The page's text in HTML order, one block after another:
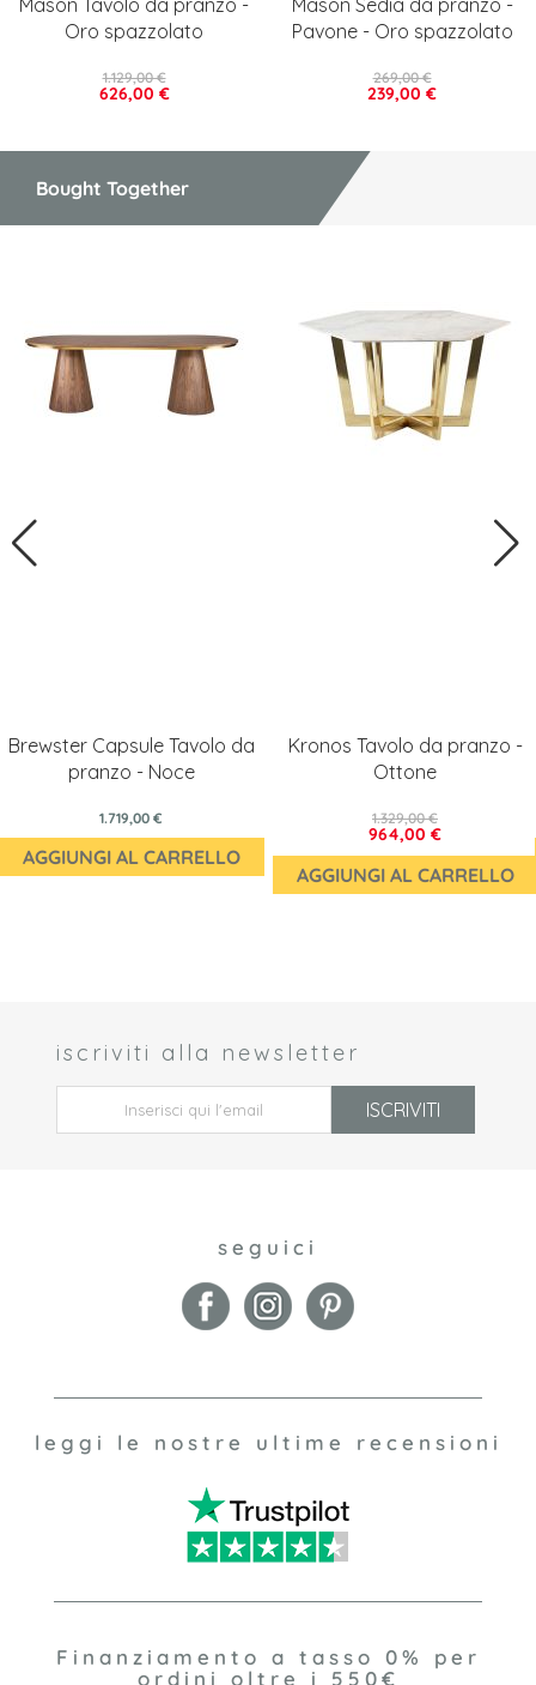
Mason Tavolo da pranzo -
Oro spazzolato
626,00 €
1.129,00 €
Mason Sedia da pranzo -
Pavone - Oro spazzolato
239,00 €
269,00 €
Bought Together
Brewster Capsule Tavolo da
pranzo - Noce
1.719,00 €
AGGIUNGI AL CARRELLO
Kronos Tavolo da pranzo -
Ottone
964,00 €
1.329,00 €
AGGIUNGI AL CARRELLO
iscriviti alla newsletter
ISCRIVITI
seguici
leggi le nostre ultime recensioni
Finanziamento a tasso 0% per
ordini oltre i 550€